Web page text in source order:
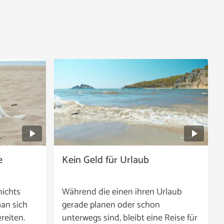
sich
Kein Geld für Urlaub
Während die einen ihren Urlaub
gerade planen oder schon
unterwegs sind, bleibt eine Reise für